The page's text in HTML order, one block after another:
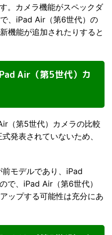
。カメラ機能がスペックダ
、iPad Air（第6世代）の
機能が追加されたりすると
Air（第5世代）カ
（第5世代）カメラの比較
発表されていないため、
モデルであり、iPad
で、iPad Air（第6世代）
ップする可能性は充分にあ